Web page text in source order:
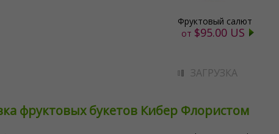
Фруктовый салют
от $95.00 US
ЗАГРУЗКА
фруктовых букетов Кибер Флористом